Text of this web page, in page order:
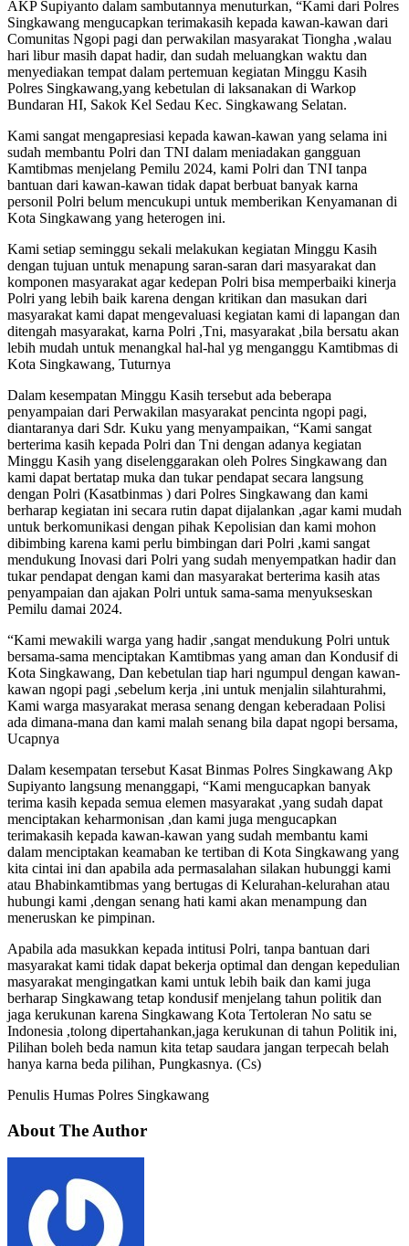
AKP Supiyanto dalam sambutannya menuturkan, “Kami dari Polres
Singkawang mengucapkan terimakasih kepada kawan-kawan dari
Comunitas Ngopi pagi dan perwakilan masyarakat Tiongha ,walau
hari libur masih dapat hadir, dan sudah meluangkan waktu dan
menyediakan tempat dalam pertemuan kegiatan Minggu Kasih
Polres Singkawang,yang kebetulan di laksanakan di Warkop
Bundaran HI, Sakok Kel Sedau Kec. Singkawang Selatan.
Kami sangat mengapresiasi kepada kawan-kawan yang selama ini
sudah membantu Polri dan TNI dalam meniadakan gangguan
Kamtibmas menjelang Pemilu 2024, kami Polri dan TNI tanpa
bantuan dari kawan-kawan tidak dapat berbuat banyak karna
personil Polri belum mencukupi untuk memberikan Kenyamanan di
Kota Singkawang yang heterogen ini.
Kami setiap seminggu sekali melakukan kegiatan Minggu Kasih
dengan tujuan untuk menapung saran-saran dari masyarakat dan
komponen masyarakat agar kedepan Polri bisa memperbaiki kinerja
Polri yang lebih baik karena dengan kritikan dan masukan dari
masyarakat kami dapat mengevaluasi kegiatan kami di lapangan dan
ditengah masyarakat, karna Polri ,Tni, masyarakat ,bila bersatu akan
lebih mudah untuk menangkal hal-hal yg menganggu Kamtibmas di
Kota Singkawang, Tuturnya
Dalam kesempatan Minggu Kasih tersebut ada beberapa
penyampaian dari Perwakilan masyarakat pencinta ngopi pagi,
diantaranya dari Sdr. Kuku yang menyampaikan, “Kami sangat
berterima kasih kepada Polri dan Tni dengan adanya kegiatan
Minggu Kasih yang diselenggarakan oleh Polres Singkawang dan
kami dapat bertatap muka dan tukar pendapat secara langsung
dengan Polri (Kasatbinmas ) dari Polres Singkawang dan kami
berharap kegiatan ini secara rutin dapat dijalankan ,agar kami mudah
untuk berkomunikasi dengan pihak Kepolisian dan kami mohon
dibimbing karena kami perlu bimbingan dari Polri ,kami sangat
mendukung Inovasi dari Polri yang sudah menyempatkan hadir dan
tukar pendapat dengan kami dan masyarakat berterima kasih atas
penyampaian dan ajakan Polri untuk sama-sama menyukseskan
Pemilu damai 2024.
“Kami mewakili warga yang hadir ,sangat mendukung Polri untuk
bersama-sama menciptakan Kamtibmas yang aman dan Kondusif di
Kota Singkawang, Dan kebetulan tiap hari ngumpul dengan kawan-
kawan ngopi pagi ,sebelum kerja ,ini untuk menjalin silahturahmi,
Kami warga masyarakat merasa senang dengan keberadaan Polisi
ada dimana-mana dan kami malah senang bila dapat ngopi bersama,
Ucapnya
Dalam kesempatan tersebut Kasat Binmas Polres Singkawang Akp
Supiyanto langsung menanggapi, “Kami mengucapkan banyak
terima kasih kepada semua elemen masyarakat ,yang sudah dapat
menciptakan keharmonisan ,dan kami juga mengucapkan
terimakasih kepada kawan-kawan yang sudah membantu kami
dalam menciptakan keamaban ke tertiban di Kota Singkawang yang
kita cintai ini dan apabila ada permasalahan silakan hubunggi kami
atau Bhabinkamtibmas yang bertugas di Kelurahan-kelurahan atau
hubungi kami ,dengan senang hati kami akan menampung dan
meneruskan ke pimpinan.
Apabila ada masukkan kepada intitusi Polri, tanpa bantuan dari
masyarakat kami tidak dapat bekerja optimal dan dengan kepedulian
masyarakat mengingatkan kami untuk lebih baik dan kami juga
berharap Singkawang tetap kondusif menjelang tahun politik dan
jaga kerukunan karena Singkawang Kota Tertoleran No satu se
Indonesia ,tolong dipertahankan,jaga kerukunan di tahun Politik ini,
Pilihan boleh beda namun kita tetap saudara jangan terpecah belah
hanya karna beda pilihan, Pungkasnya. (Cs)
Penulis Humas Polres Singkawang
About The Author